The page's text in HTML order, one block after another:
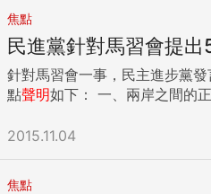
焦點
民進黨針對馬習會提出
針對馬習會一事，民主進步黨
點聲明 如下： 一、兩岸之間
2015.11.04
焦點